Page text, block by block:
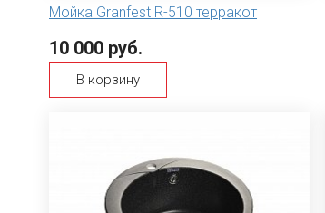
Мойка Granfest R-510 терракот
10 000 руб.
В корзину